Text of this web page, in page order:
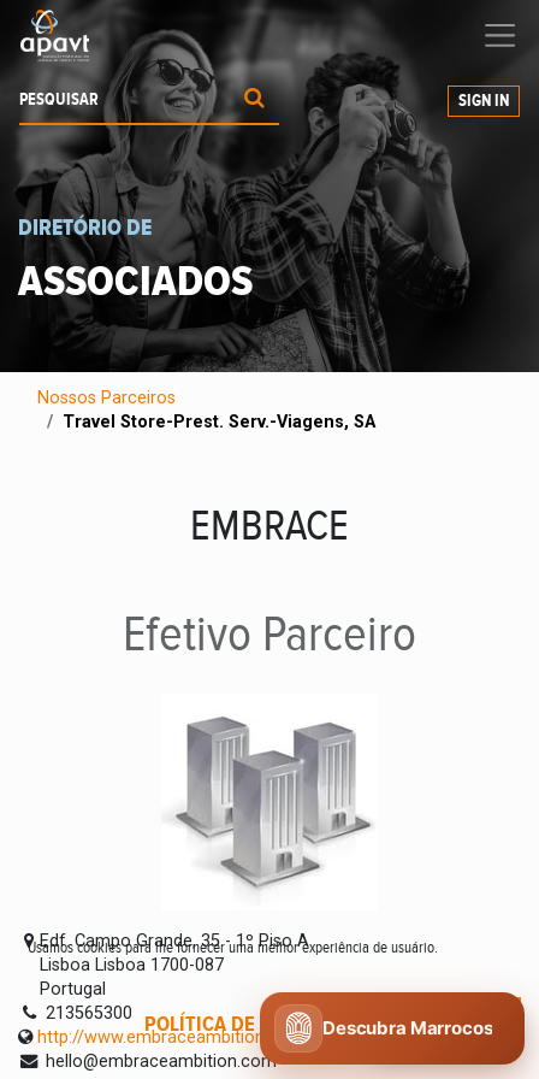
a expandir os seus negócios
SIGN IN
DIRETÓRIO DE
ASSOCIADOS
Nossos Parceiros
Travel Store-Prest. Serv.-Viagens, SA
EMBRACE
Efetivo Parceiro
Edf. Campo Grande, 35 - 1º Piso A
Lisboa Lisboa 1700-087
Portugal
213565300
http://www.embraceambition.com
hello@embraceambition.com
Usamos cookies para lhe fornecer uma melhor experiência de usuário.
POLÍTICA DE COOKIES CONCORDO
Descubra Marrocos